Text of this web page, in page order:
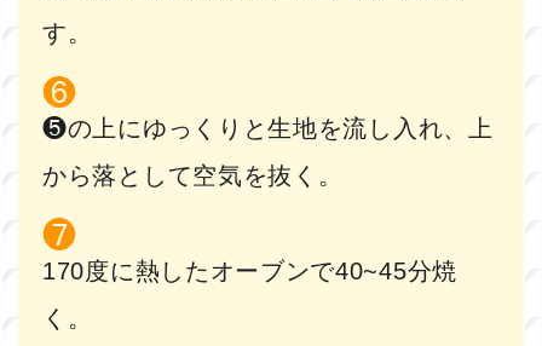
す。
❺の上にゆっくりと生地を流し入れ、上
から落として空気を抜く。
170度に熱したオーブンで40~45分焼
く。